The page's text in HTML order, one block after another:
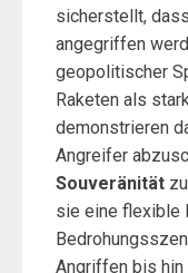
sicherstellt,
angegriffen
geopolitischer
Raketen als
demonstrieren
Angreifer
Souveränität
sie eine flexible
Angriffen bis hin